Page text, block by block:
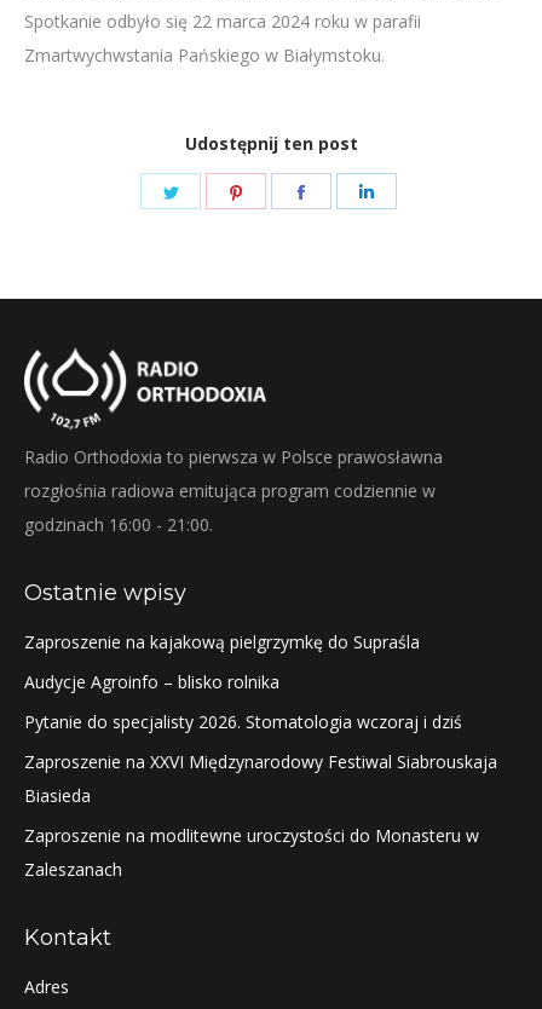
Spotkanie odbyło się 22 marca 2024 roku w parafii
Zmartwychwstania Pańskiego w Białymstoku.
Udostępnij ten post
Share
Share
Share
Radio Orthodoxia to pierwsza w Polsce prawosławna
rozgłośnia radiowa emitująca program codziennie w
godzinach 16:00 - 21:00.
Ostatnie wpisy
Zaproszenie na kajakową pielgrzymkę do Supraśla
Audycje Agroinfo – blisko rolnika
Pytanie do specjalisty 2026. Stomatologia wczoraj i dziś
Zaproszenie na XXVI Międzynarodowy Festiwal Siabrouskaja
Biasieda
Zaproszenie na modlitewne uroczystości do Monasteru w
Zaleszanach
Kontakt
Adres